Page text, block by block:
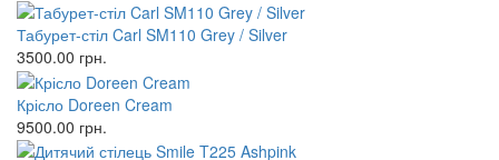
Табурет-стіл Carl SM110 Grey / Silver
3500.00 грн.
Крісло Doreen Cream
9500.00 грн.